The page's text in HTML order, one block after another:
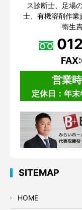
ス診断士、足場
士、有機溶剤作業
衛生
営業
定休日：年
SITEMAP
HOME